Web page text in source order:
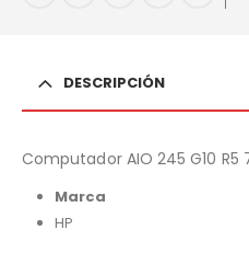
DESCRIPCIÓN
Computador AIO 245 G10 R5
Marca
HP